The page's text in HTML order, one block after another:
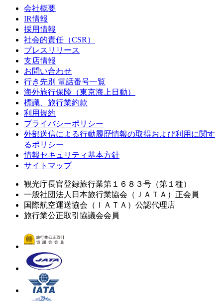
会社概要
IR情報
採用情報
社会的責任（CSR）
プレスリリース
支店情報
お問い合わせ
行き先別 電話番号一覧
海外旅行保険（東京海上日動）
標識、旅行業約款
利用規約
プライバシーポリシー
外部送信による行動履歴情報の取得および利用に関す
るポリシー
情報セキュリティ基本方針
サイトマップ
観光庁長官登録旅行業第１６８３号（第１種）
一般社団法人日本旅行業協会（ＪＡＴＡ）正会員
国際航空運送協会（ＩＡＴＡ）公認代理店
旅行業公正取引協議会会員